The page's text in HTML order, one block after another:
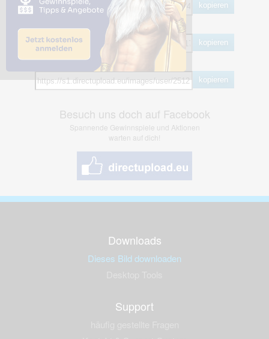
kopieren
BB Code
kopieren
kopieren
Besuch uns doch auf Facebook
Spannende Gewinnspiele und Aktionen
warten auf dich!
Downloads
Dieses Bild downloaden
Support